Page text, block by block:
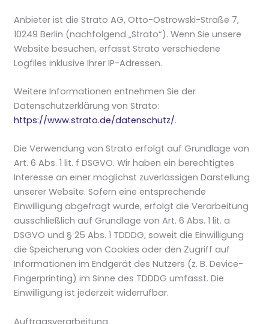
Anbieter ist die Strato AG, Otto-Ostrowski-Straße 7,
10249 Berlin (nachfolgend „Strato“). Wenn Sie unsere
Website besuchen, erfasst Strato verschiedene
Logfiles inklusive Ihrer IP-Adressen.
Weitere Informationen entnehmen Sie der
Datenschutzerklärung von Strato:
https://www.strato.de/datenschutz/.
Die Verwendung von Strato erfolgt auf Grundlage von
Art. 6 Abs. 1 lit. f DSGVO. Wir haben ein berechtigtes
Interesse an einer möglichst zuverlässigen Darstellung
unserer Website. Sofern eine entsprechende
Einwilligung abgefragt wurde, erfolgt die Verarbeitung
ausschließlich auf Grundlage von Art. 6 Abs. 1 lit. a
DSGVO und § 25 Abs. 1 TDDDG, soweit die Einwilligung
die Speicherung von Cookies oder den Zugriff auf
Informationen im Endgerät des Nutzers (z. B. Device-
Fingerprinting) im Sinne des TDDDG umfasst. Die
Einwilligung ist jederzeit widerrufbar.
Auftragsverarbeitung